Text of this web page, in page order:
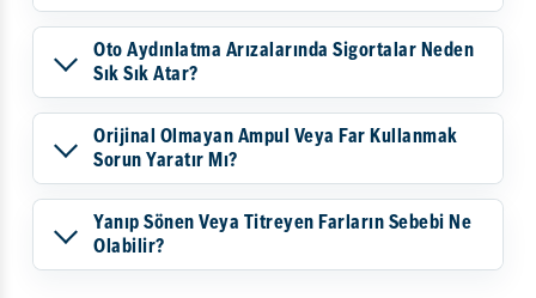
Oto Aydınlatma Arızalarında Sigortalar Neden
Sık Sık Atar?
Orijinal Olmayan Ampul Veya Far Kullanmak
Sorun Yaratır Mı?
Yanıp Sönen Veya Titreyen Farların Sebebi Ne
Olabilir?